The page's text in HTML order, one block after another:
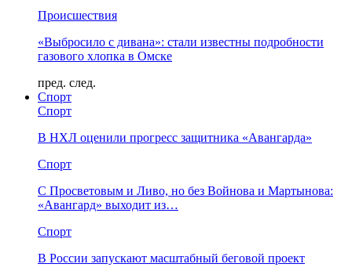
Происшествия
«Выбросило с дивана»: стали известны подробности
газового хлопка в Омске
пред. след.
Спорт
Спорт
В НХЛ оценили прогресс защитника «Авангарда»
Спорт
С Просветовым и Ливо, но без Войнова и Мартынова:
«Авангард» выходит из…
Спорт
В России запускают масштабный беговой проект